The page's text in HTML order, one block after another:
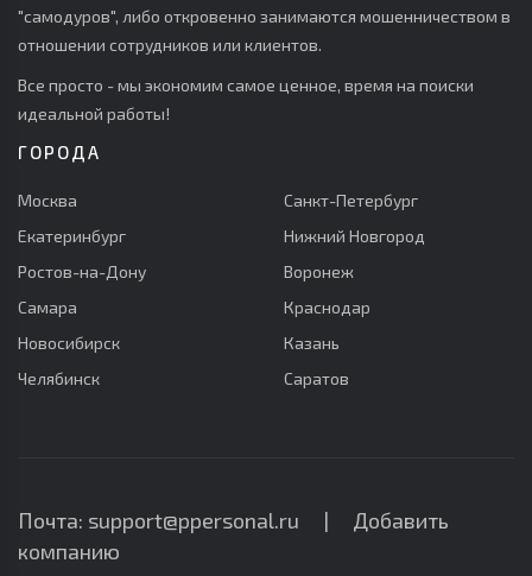
"самодуров", либо откровенно занимаются мошенничеством в
отношении сотрудников или клиентов.
Все просто - мы экономим самое ценное, время на поиски
идеальной работы!
ГОРОДА
Москва
Санкт-Петербург
Екатеринбург
Нижний Новгород
Ростов-на-Дону
Воронеж
Самара
Краснодар
Новосибирск
Казань
Челябинск
Саратов
Почта: support@ppersonal.ru | Добавить
компанию